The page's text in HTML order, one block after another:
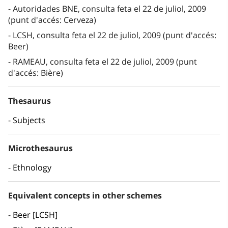
Autoridades BNE, consulta feta el 22 de juliol, 2009
(punt d'accés: Cerveza)
LCSH, consulta feta el 22 de juliol, 2009 (punt d'accés:
Beer)
RAMEAU, consulta feta el 22 de juliol, 2009 (punt
d'accés: Bière)
Thesaurus
Subjects
Microthesaurus
Ethnology
Equivalent concepts in other schemes
Beer [LCSH]